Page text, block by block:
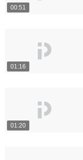
00:51
01:16
01:20